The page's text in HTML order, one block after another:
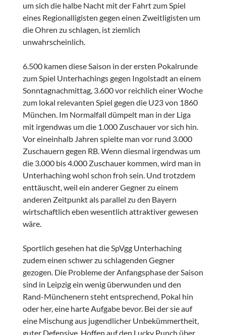
um sich die halbe Nacht mit der Fahrt zum Spiel
eines Regionalligisten gegen einen Zweitligisten um
die Ohren zu schlagen, ist ziemlich
unwahrscheinlich.
6.500 kamen diese Saison in der ersten Pokalrunde
zum Spiel Unterhachings gegen Ingolstadt an einem
Sonntagnachmittag, 3.600 vor reichlich einer Woche
zum lokal relevanten Spiel gegen die U23 von 1860
München. Im Normalfall dümpelt man in der Liga
mit irgendwas um die 1.000 Zuschauer vor sich hin.
Vor eineinhalb Jahren spielte man vor rund 3.000
Zuschauern gegen RB. Wenn diesmal irgendwas um
die 3.000 bis 4.000 Zuschauer kommen, wird man in
Unterhaching wohl schon froh sein. Und trotzdem
enttäuscht, weil ein anderer Gegner zu einem
anderen Zeitpunkt als parallel zu den Bayern
wirtschaftlich eben wesentlich attraktiver gewesen
wäre.
Sportlich gesehen hat die SpVgg Unterhaching
zudem einen schwer zu schlagenden Gegner
gezogen. Die Probleme der Anfangsphase der Saison
sind in Leipzig ein wenig überwunden und den
Rand-Münchenern steht entsprechend, Pokal hin
oder her, eine harte Aufgabe bevor. Bei der sie auf
eine Mischung aus jugendlicher Unbekümmertheit,
guter Defensive, Hoffen auf den Lucky Punch über